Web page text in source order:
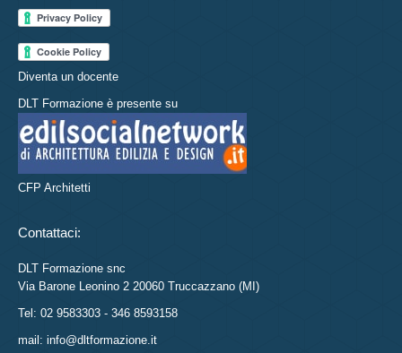
Diventa un docente
DLT Formazione è presente su
CFP Architetti
Contattaci:
DLT Formazione snc
Via Barone Leonino 2 20060 Truccazzano (MI)
Tel: 02 9583303 - 346 8593158
mail: info@dltformazione.it